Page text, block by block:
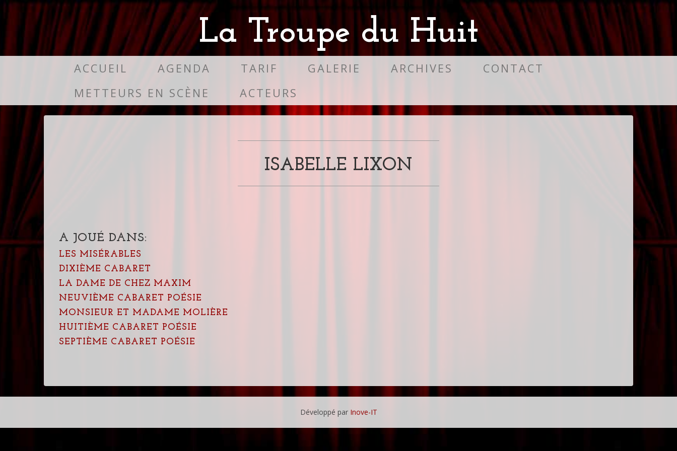
La Troupe du Huit
ACCUEIL AGENDA TARIF GALERIE ARCHIVES
CONTACT
METTEURS EN SCÈNE
ACTEURS
ISABELLE LIXON
A JOUÉ DANS:
LES MISÉRABLES
DIXIÈME CABARET
LA DAME DE CHEZ MAXIM
NEUVIÈME CABARET POÉSIE
MONSIEUR ET MADAME MOLIÈRE
HUITIÈME CABARET POÉSIE
SEPTIÈME CABARET POÉSIE
Développé par Inove-IT